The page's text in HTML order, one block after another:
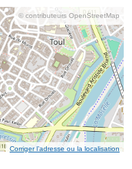
© contributeurs OpenStreetMap
Corriger l’adresse ou la localisation